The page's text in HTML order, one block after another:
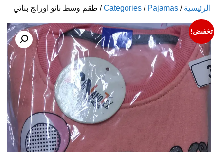
الرئيسية /
Categories / Pajamas / طقم وسط نانو اورانج بناتي
تخفيض!